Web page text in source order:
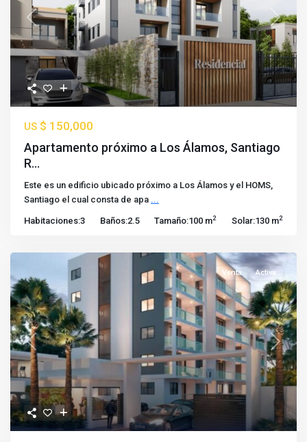
Previous Next
US $ 150,000
Apartamento próximo a Los Álamos, Santiago
R...
Este es un edificio ubicado próximo a Los Álamos y el HOMS,
Santiago el cual consta de apa ...
Habitaciones:3 Baños:2.5 Tamaño:100 m2 Solar:130 m2
Previous Next
Venta Activa